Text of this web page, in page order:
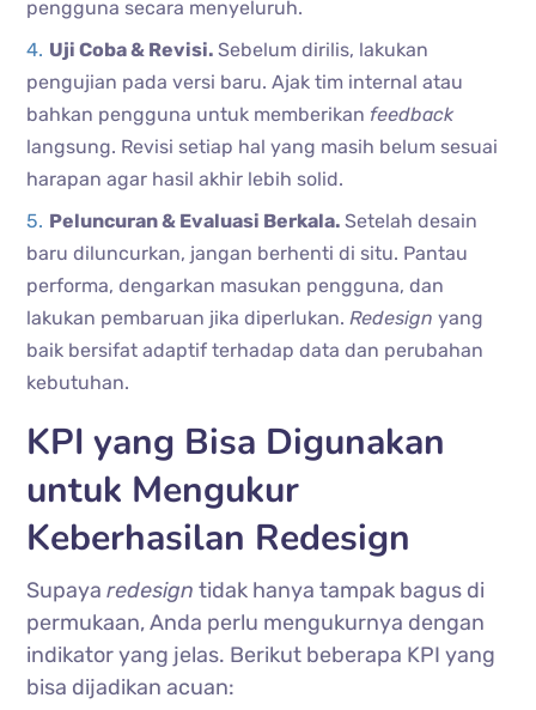
pengguna secara menyeluruh.
Uji Coba & Revisi.Sebelum dirilis, lakukan
pengujian pada versi baru. Ajak tim internal atau
bahkan pengguna untuk memberikan feedback
langsung. Revisi setiap hal yang masih belum sesuai
harapan agar hasil akhir lebih solid.
Peluncuran & Evaluasi Berkala.Setelah desain
baru diluncurkan, jangan berhenti di situ. Pantau
performa, dengarkan masukan pengguna, dan
lakukan pembaruan jika diperlukan. Redesign yang
baik bersifat adaptif terhadap data dan perubahan
kebutuhan.
KPI yang Bisa Digunakan
untuk Mengukur
Keberhasilan Redesign
Supayaredesign tidak hanya tampak bagus di
permukaan, Anda perlu mengukurnya dengan
indikator yang jelas. Berikut beberapa KPI yang
bisa dijadikan acuan: